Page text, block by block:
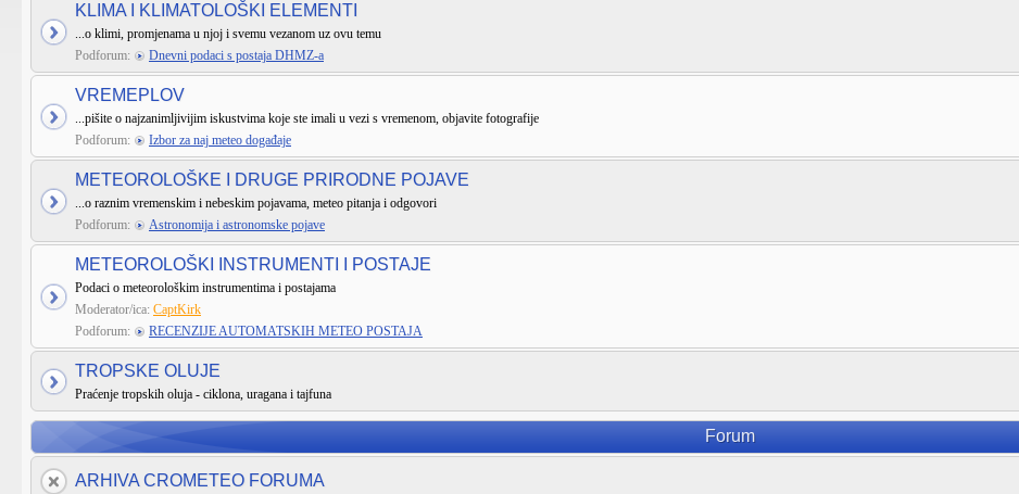
KLIMA I KLIMATOLOŠKI ELEMENTI
...o klimi, promjenama u njoj i svemu vezanom uz ovu temu
Podforum:
Dnevni podaci s postaja DHMZ-a
VREMEPLOV
...pišite o najzanimljivijim iskustvima koje ste imali u vezi s vremenom, objavite fotografije
Podforum:
Izbor za naj meteo događaje
METEOROLOŠKE I DRUGE PRIRODNE POJAVE
...o raznim vremenskim i nebeskim pojavama, meteo pitanja i odgovori
Podforum:
Astronomija i astronomske pojave
METEOROLOŠKI INSTRUMENTI I POSTAJE
Podaci o meteorološkim instrumentima i postajama
Moderator/ica: CaptKirk
Podforum:
RECENZIJE AUTOMATSKIH METEO POSTAJA
TROPSKE OLUJE
Praćenje tropskih oluja - ciklona, uragana i tajfuna
Forum
ARHIVA CROMETEO FORUMA